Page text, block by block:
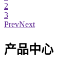
2
3
PrevNext
产品中心